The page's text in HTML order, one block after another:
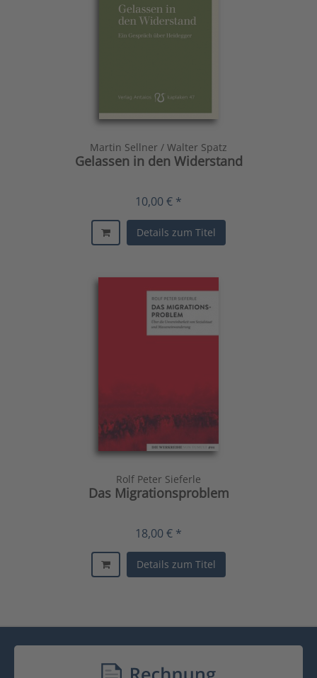
Martin Sellner / Walter Spatz
Gelassen in den Widerstand
10,00 € *
Details zum Titel
Rolf Peter Sieferle
Das Migrationsproblem
18,00 € *
Details zum Titel